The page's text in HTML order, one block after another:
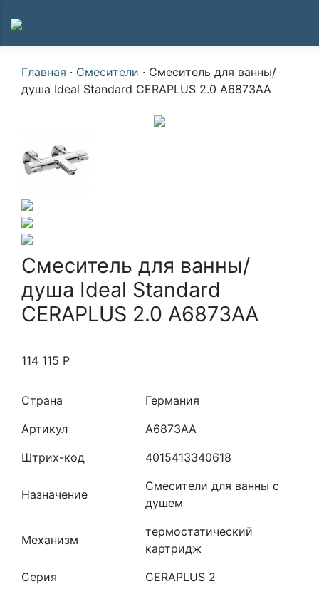
Главная · Смесители · Смеситель для ванны/
душа Ideal Standard CERAPLUS 2.0 A6873AA
Смеситель для ванны/
душа Ideal Standard
CERAPLUS 2.0 A6873AA
114 115 Р
Страна
Германия
Артикул
A6873AA
Штрих-код
4015413340618
Назначение
Смесители для ванны с
душем
Механизм
термостатический
картридж
Серия
CERAPLUS 2